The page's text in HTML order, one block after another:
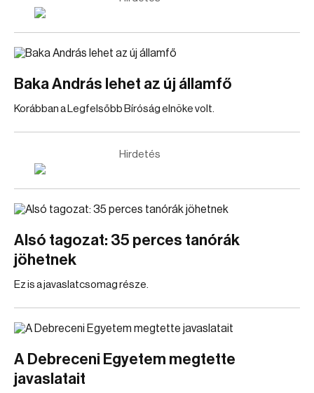
Baka András lehet az új államfő
Korábban a Legfelsőbb Bíróság elnöke volt.
Hirdetés
Alsó tagozat: 35 perces tanórák
jöhetnek
Ez is a javaslatcsomag része.
A Debreceni Egyetem megtette
javaslatait